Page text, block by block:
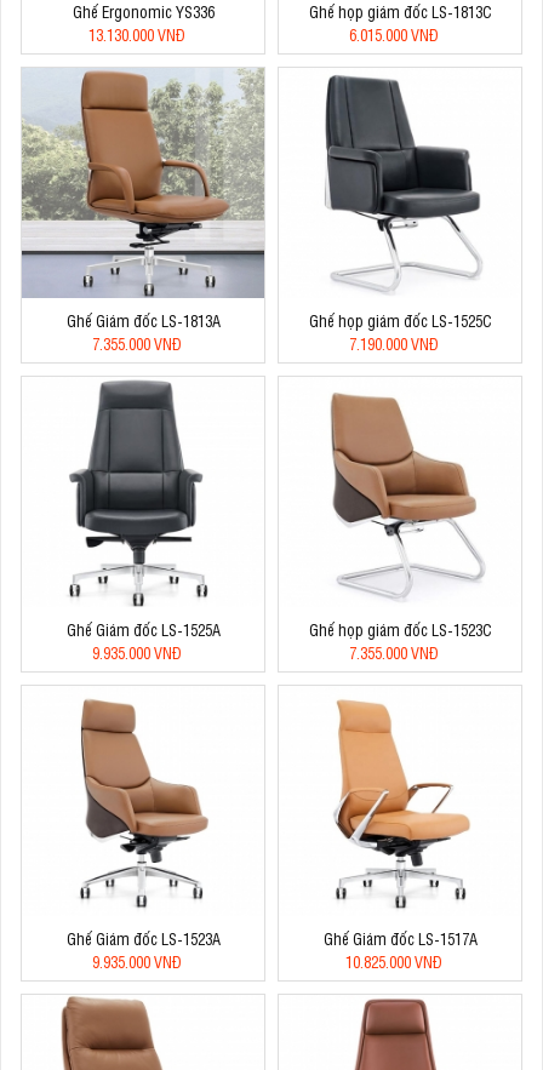
Ghế Ergonomic YS336
13.130.000 VNĐ
Ghế họp giám đốc LS-1813C
6.015.000 VNĐ
Ghế Giám đốc LS-1813A
7.355.000 VNĐ
Ghế họp giám đốc LS-1525C
7.190.000 VNĐ
Ghế Giám đốc LS-1525A
9.935.000 VNĐ
Ghế họp giám đốc LS-1523C
7.355.000 VNĐ
Ghế Giám đốc LS-1523A
9.935.000 VNĐ
Ghế Giám đốc LS-1517A
10.825.000 VNĐ